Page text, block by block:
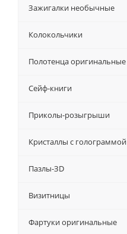
Зажигалки необычные
Колокольчики
Полотенца оригинальные
Сейф-книги
Приколы-розыгрыши
Кристаллы с голограммой
Пазлы-ЗD
Визитницы
Фартуки оригинальные